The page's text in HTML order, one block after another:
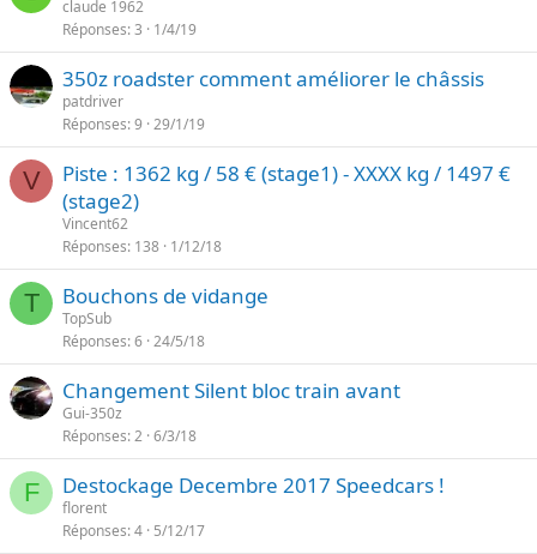
claude 1962
Réponses 3 1/4/19
350z roadster comment améliorer le châssis
patdriver
Réponses 9 29/1/19
V
Piste : 1362 kg / 58 € (stage1) - XXXX kg / 1497 €
(stage2)
Vincent62
Réponses 138 1/12/18
T Bouchons de vidange
TopSub
Réponses 6 24/5/18
Changement Silent bloc train avant
Gui-350z
Réponses 2 6/3/18
F Destockage Decembre 2017 Speedcars !
florent
Réponses 4 5/12/17